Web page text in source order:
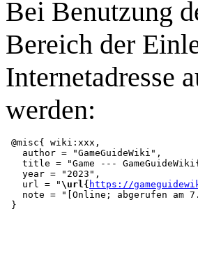
Bei Benutzung
Bereich der
Internetadresse
werden:
@misc{ wiki:xxx,
   author = "GameGuideWiki",
title = "Game ---
   year = "2023",
   url = "
\url{ https://
note = "[Online; abgerufen am